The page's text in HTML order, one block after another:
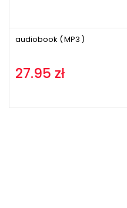
audiobook (MP3 )
27.95 zł